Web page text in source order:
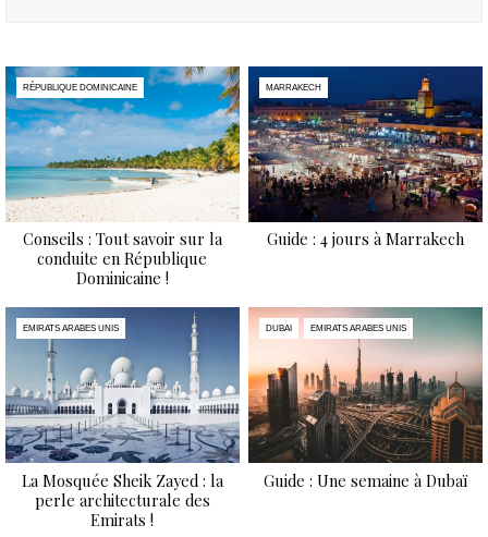
RÉPUBLIQUE DOMINICAINE
Conseils : Tout savoir sur la
conduite en République
Dominicaine !
MARRAKECH
Guide : 4 jours à Marrakech
EMIRATS ARABES UNIS
La Mosquée Sheik Zayed : la
perle architecturale des
Emirats !
DUBAI EMIRATS ARABES UNIS
Guide : Une semaine à Dubaï